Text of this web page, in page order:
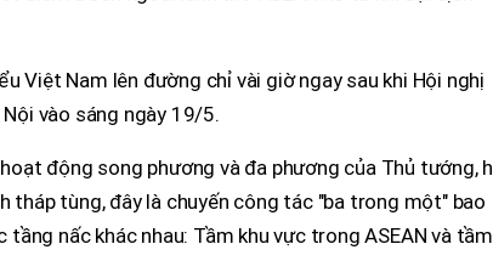
Việt Nam lên đường chỉ vài giờ ngay sau khi Hội nghị
vào sáng ngày 19/5.
động song phương và đa phương của Thủ tướng,
tháp tùng, đây là chuyến công tác "ba trong một" bao
nấc khác nhau: Tầm khu vực trong ASEAN và tầm